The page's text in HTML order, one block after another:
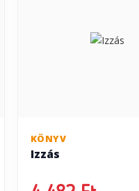
KÖNYV
Izzás